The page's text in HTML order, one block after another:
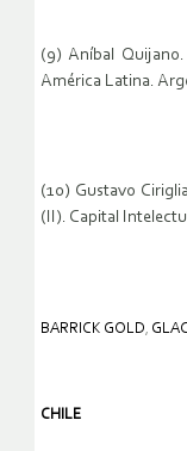
(9) Aníbal
América Latina.
(10) Gustavo
(II). Capital
BARRICK GOLD,
CHILE